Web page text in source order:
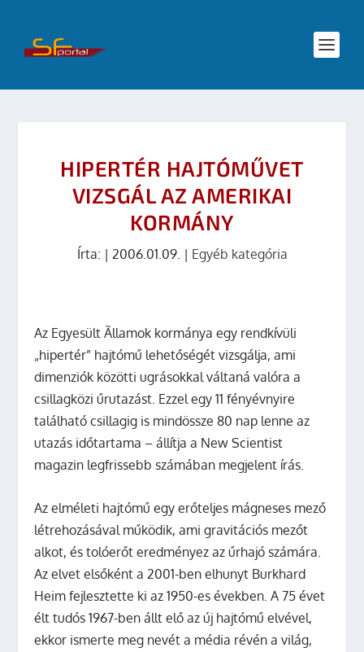
HIPERTÉR HAJTÓMŰVET
VIZSGÁL AZ AMERIKAI
KORMÁNY
Írta: | 2006.01.09. | Egyéb kategória
Az Egyesült Ãllamok kormánya egy rendkívüli
„hipertér” hajtómű lehetőségét vizsgálja, ami
dimenziók közötti ugrásokkal váltaná valóra a
csillagközi űrutazást. Ezzel egy 11 fényévnyire
található csillagig is mindössze 80 nap lenne az
utazás időtartama – állítja a New Scientist
magazin legfrissebb számában megjelent írás.
Az elméleti hajtómű egy erőteljes mágneses mező
létrehozásával működik, ami gravitációs mezőt
alkot, és tolóerőt eredményez az űrhajó számára.
Az elvet elsőként a 2001-ben elhunyt Burkhard
Heim fejlesztette ki az 1950-es években. A 75 évet
élt tudós 1967-ben állt elő az új hajtómű elvével,
ekkor ismerte meg nevét a média révén a világ,